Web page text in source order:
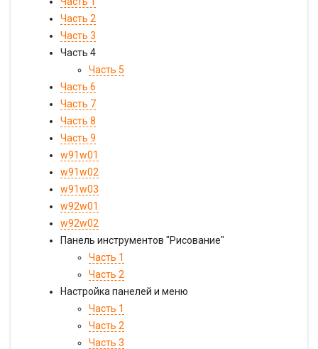
Часть 2
Часть 3
Часть 4
Часть 5
Часть 6
Часть 7
Часть 8
Часть 9
w91w01
w91w02
w91w03
w92w01
w92w02
Панель инструментов "Рисование"
Часть 1
Часть 2
Настройка панелей и меню
Часть 1
Часть 2
Часть 3